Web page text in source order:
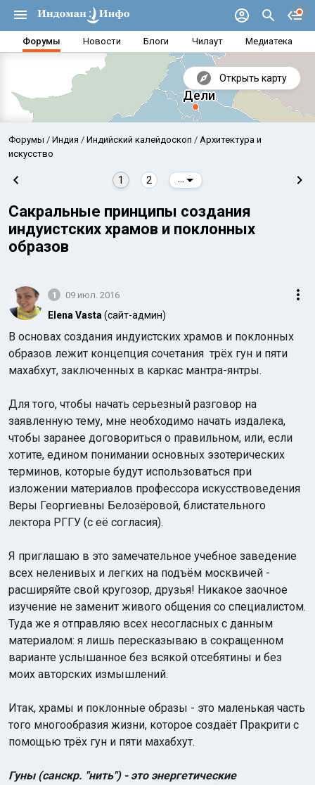
Форумы Новости Блоги Чилаут Медиатека
Открыть карту
Аравийское море
Форумы Индия Индийский калейдоскоп
Архитектура и
искусство
1 2
Сакральные принципы создания
индуистских храмов и поклонных
образов
1 09 июл. 2016
Elena Vasta (сайт-админ)
В основах создания индуистских храмов и поклонных
образов лежит концепция сочетания трёх гун и пяти
махабхут, заключенных в каркас мантра-янтры.
Для того, чтобы начать серьезный разговор на
заявленную тему, мне необходимо начать издалека,
чтобы заранее договориться о правильном, или, если
хотите, едином понимании основных эзотерических
терминов, которые будут использоваться при
изложении материалов профессора искусствоведения
Веры Георгиевны Белозёровой, блистательного
лектора РГГУ (с её согласия).
Я приглашаю в это замечательное учебное заведение
всех неленивых и легких на подъём москвичей -
расширяйте свой кругозор, друзья! Никакое заочное
изучение не заменит живого общения со специалистом.
Туда же я отправляю всех несогласных с данным
материалом: я лишь пересказываю в сокращенном
варианте услышанное без всякой отсебятины и без
моих авторских измышлений.
Итак, храмы и поклонные образы - это маленькая часть
того многообразия жизни, которое создаёт Пракрити с
помощью трёх гун и пяти махабхут.
Гуны (санскр. "нить") - это энергетические